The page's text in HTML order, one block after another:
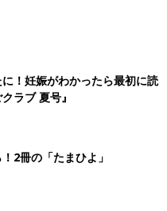
！妊娠がわかったら最初に読
ラブ 夏号』
2冊の「たまひよ」